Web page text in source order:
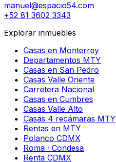
manuel@espacio54.com
+52 81 3602 3343
Explorar inmuebles
Casas en Monterrey
Departamentos MTY
Casas en San Pedro
Casas Valle Oriente
Carretera Nacional
Casas en Cumbres
Casas Valle Alto
Casas 4 recámaras MTY
Rentas en MTY
Polanco CDMX
Roma · Condesa
Renta CDMX